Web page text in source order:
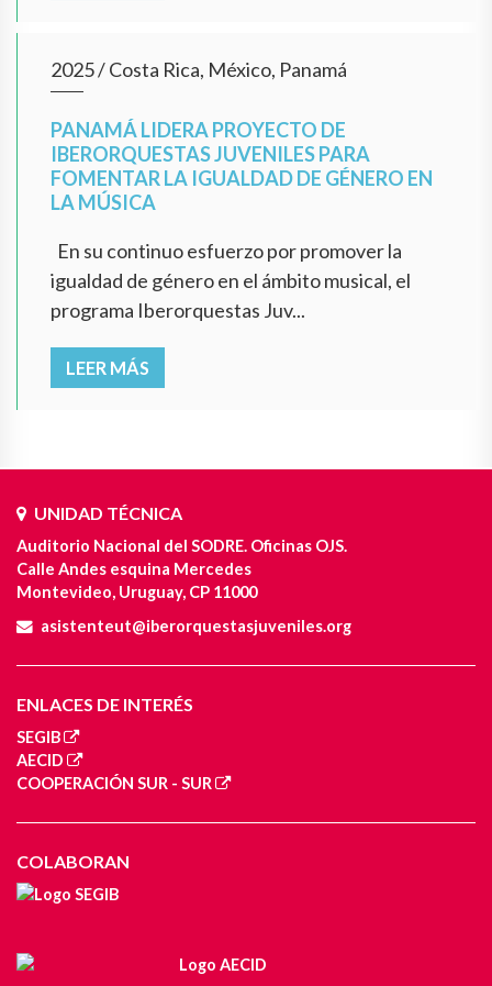
2025/Costa Rica, México, Panamá
PANAMÁ LIDERA PROYECTO DE
IBERORQUESTAS JUVENILES PARA
FOMENTAR LA IGUALDAD DE GÉNERO EN
LA MÚSICA
En su continuo esfuerzo por promover la
igualdad de género en el ámbito musical, el
programa Iberorquestas Juv...
LEER MÁS
UNIDAD TÉCNICA
Auditorio Nacional del SODRE. Oficinas OJS.
Calle Andes esquina Mercedes
Montevideo, Uruguay, CP 11000
asistenteut@iberorquestasjuveniles.org
ENLACES DE INTERÉS
SEGIB
AECID
COOPERACIÓN SUR - SUR
COLABORAN